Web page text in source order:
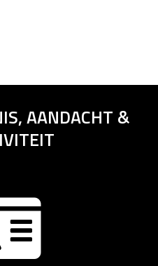
AANDACHT &